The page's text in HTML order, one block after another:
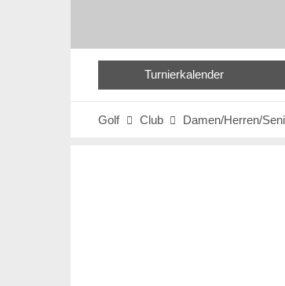
Turnierkalender
Golf  Club  Damen/Herren/